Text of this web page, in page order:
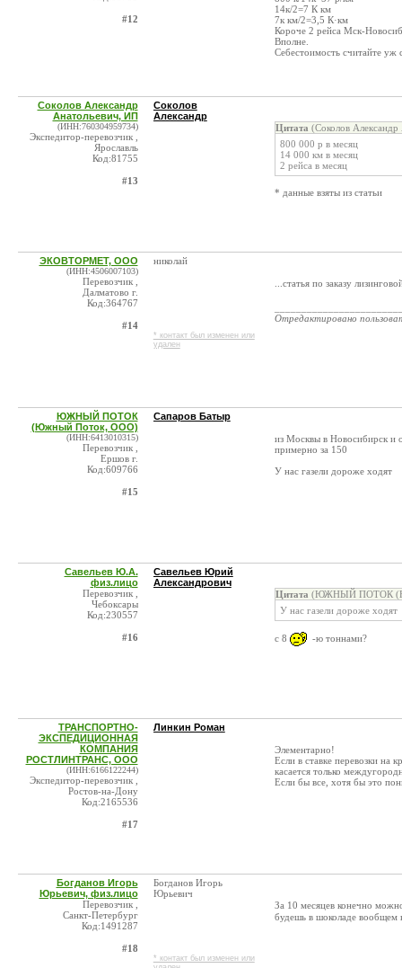
#12
14к/2=7 К км
7к км/2=3,5 К·км
Короче 2 рейса Мск-
Вполне.
Себестоимость считайте уж
Соколов Александр
Анатольевич, ИП
(ИНН:760304959734)
Экспедитор-перевозчик ,
Ярославль
Код:81755
#13
Соколов
Александр
Цитата (Соколов
800 000 р в месяц
14 000 км в месяц
2 рейса в месяц
* данные взяты из статьи
ЭКОВТОРМЕТ, ООО
(ИНН:4506007103)
Перевозчик ,
Далматово г.
Код:364767
#14
николай
* контакт был изменен или
удален
...статья по заказу
Отредактировано
ЮЖНЫЙ ПОТОК
(Южный Поток, ООО)
(ИНН:6413010315)
Перевозчик ,
Ершов г.
Код:609766
#15
Сапаров Батыр
из Москвы в Новосибирск и
примерно за 150
У нас газели дороже ходят
Савельев Ю.А.
физ.лицо
Перевозчик ,
Чебоксары
Код:230557
#16
Савельев Юрий
Александрович
Цитата (ЮЖНЫЙ ПОТОК
У нас газели дороже ходят
с 8 -ю тоннами?
ТРАНСПОРТНО-
ЭКСПЕДИЦИОННАЯ
КОМПАНИЯ
РОСТЛИНТРАНС, ООО
(ИНН:6166122244)
Экспедитор-перевозчик ,
Ростов-на-Дону
Код:2165536
#17
Линкин Роман
Элементарно!
Если в ставке перевозки на
касается только
Если бы все, хотя бы это
Богданов Игорь
Юрьевич, физ.лицо
Перевозчик ,
Санкт-Петербург
Код:1491287
#18
Богданов Игорь
Юрьевич
* контакт был изменен или
За 10 месяцев конечно
будешь в шоколаде вообщем